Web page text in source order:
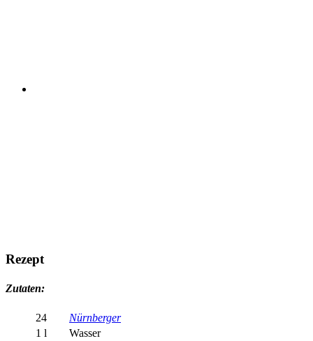
Rezept
Zutaten:
24
Nürnberger
1 l
Wasser